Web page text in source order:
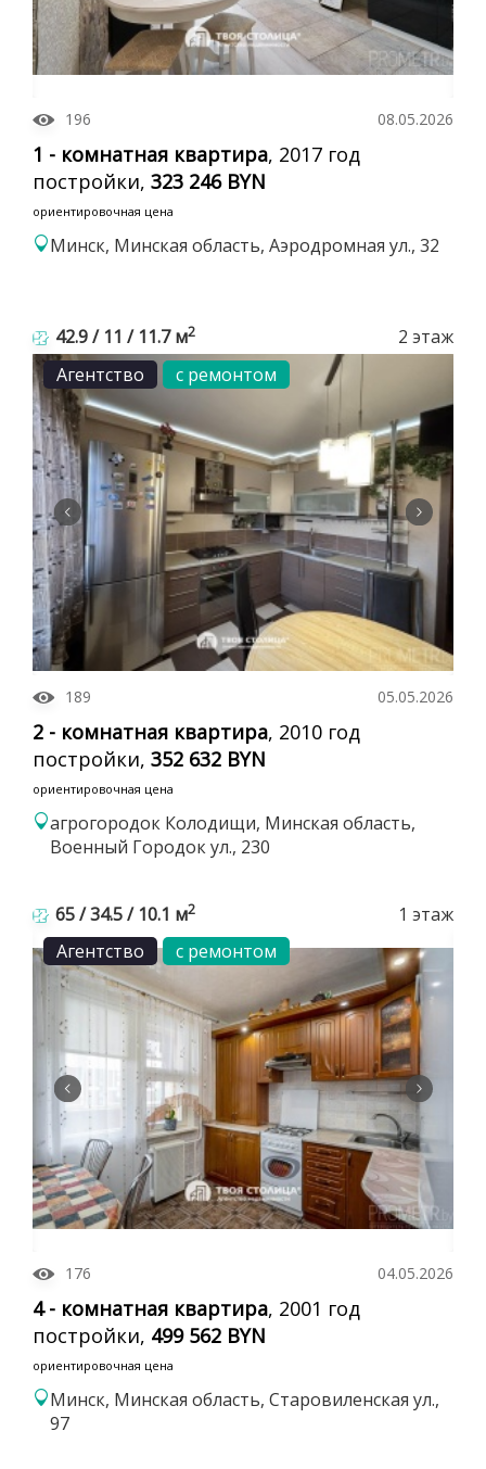
196 08.05.2026
1 - комнатная квартира, 2017 год
постройки, 323 246 BYN
ориентировочная цена
Минск, Минская область, Аэродромная ул., 32
42.9 / 11 / 11.7 м2
2 этаж
Агентство
с ремонтом
189 05.05.2026
2 - комнатная квартира, 2010 год
постройки, 352 632 BYN
ориентировочная цена
агрогородок Колодищи, Минская область,
Военный Городок ул., 230
65 / 34.5 / 10.1 м2
1 этаж
Агентство
с ремонтом
176 04.05.2026
4 - комнатная квартира, 2001 год
постройки, 499 562 BYN
ориентировочная цена
Минск, Минская область, Старовиленская ул.,
97
Для обеспечения удобства пользователей сайта